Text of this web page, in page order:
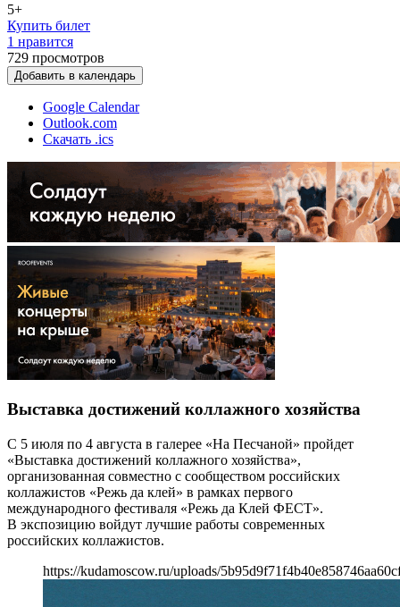
5+
Купить билет
1 нравится
729 просмотров
Добавить в календарь
Google Calendar
Outlook.com
Скачать .ics
Выставка достижений коллажного хозяйства
С 5 июля по 4 августа в галерее «На Песчаной» пройдет
«Выставка достижений коллажного хозяйства»,
организованная совместно с сообществом российских
коллажистов «Режь да клей» в рамках первого
международного фестиваля «Режь да Клей ФЕСТ».
В экспозицию войдут лучшие работы современных
российских коллажистов.
https://kudamoscow.ru/uploads/